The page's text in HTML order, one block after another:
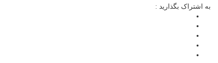
به اشتراک بگذارید :